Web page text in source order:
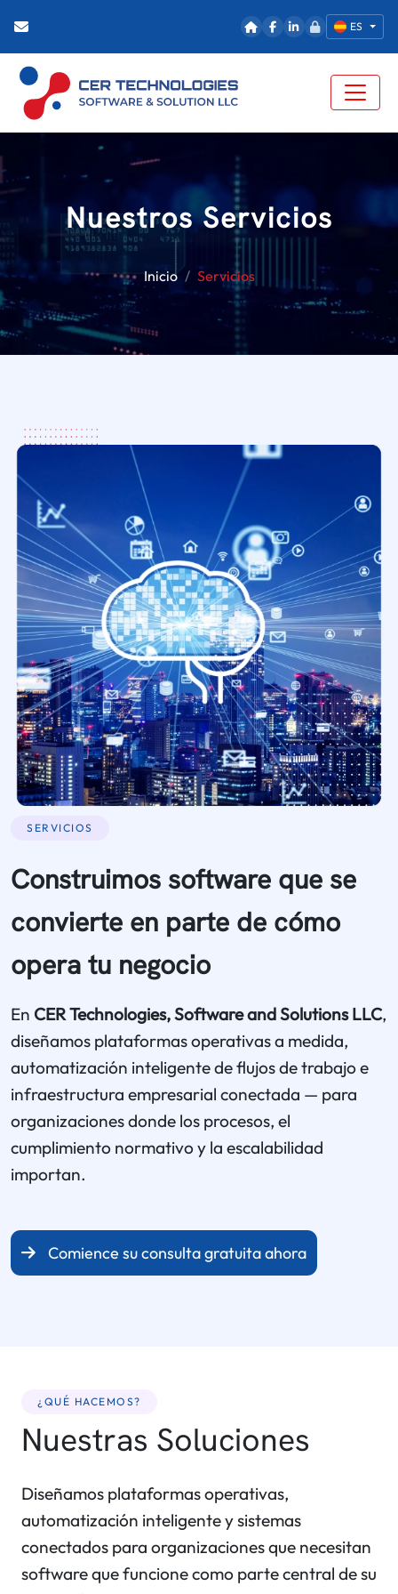
ES
Nuestros Servicios
Inicio Servicios
SERVICIOS
Construimos software que se
convierte en parte de cómo
opera tu negocio
En CER Technologies, Software and Solutions LLC,
diseñamos plataformas operativas a medida,
automatización inteligente de flujos de trabajo e
infraestructura empresarial conectada — para
organizaciones donde los procesos, el
cumplimiento normativo y la escalabilidad
importan.
Comience su consulta gratuita ahora
¿QUÉ HACEMOS?
Nuestras Soluciones
Diseñamos plataformas operativas,
automatización inteligente y sistemas
conectados para organizaciones que necesitan
software que funcione como parte central de su